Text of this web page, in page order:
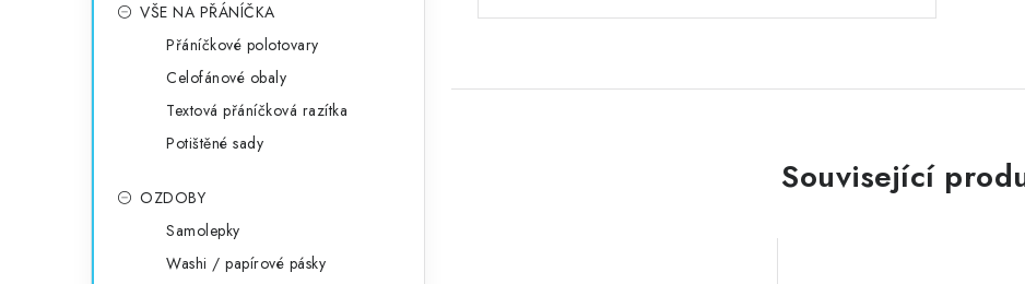
VŠE NA PŘÁNÍČKA
Přáníčkové polotovary
Celofánové obaly
Textová přáníčková razítka
Potištěné sady
OZDOBY
Samolepky
Washi / papírové pásky
Související